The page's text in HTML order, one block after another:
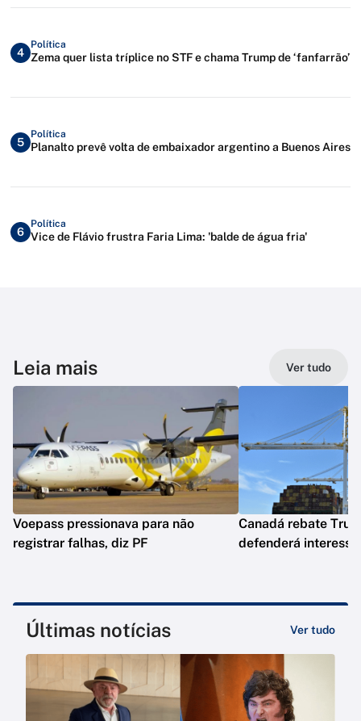
4
Política
Zema quer lista tríplice no STF e chama Trump de ‘fanfarrão’
5
Política
Planalto prevê volta de embaixador argentino a Buenos Aires
6
Política
Vice de Flávio frustra Faria Lima: 'balde de água fria'
Leia mais Ver tudo
Voepass pressionava para não
registrar falhas, diz PF
Canadá rebate
defenderá
Últimas notícias Ver tudo